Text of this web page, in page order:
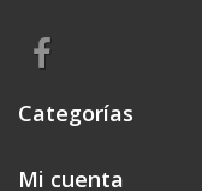
Categorías
Mi cuenta